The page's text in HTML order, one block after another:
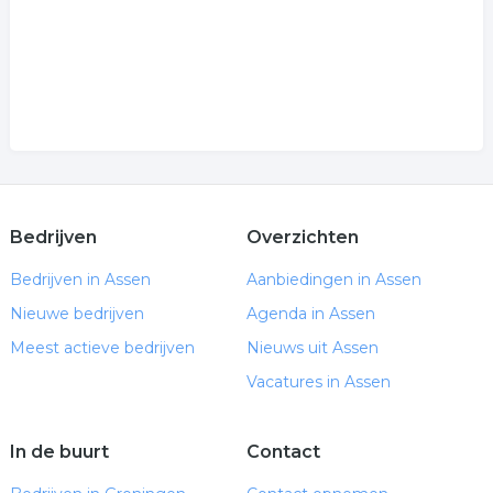
Bedrijven
Bedrijven in Assen
Nieuwe bedrijven
Meest actieve bedrijven
Overzichten
Aanbiedingen in Assen
Agenda in Assen
Nieuws uit Assen
Vacatures in Assen
In de buurt Contact